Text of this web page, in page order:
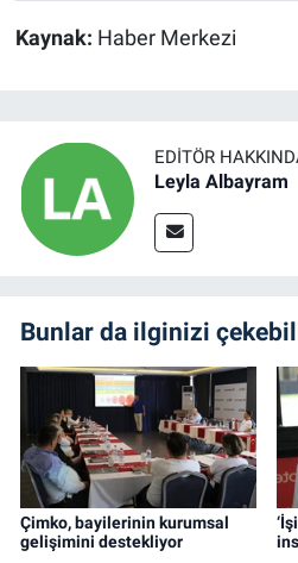
Kaynak: Haber Merkezi
EDITÖR
Leyla Albayram
Bunlar da ilginizi
Çimko, bayilerinin kurumsal
gelişimini destekliyor